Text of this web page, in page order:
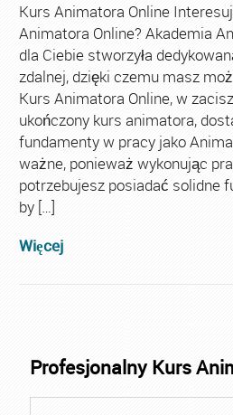
Kurs Animatora Online
Animatora Online? Akademia
dla Ciebie stworzyła
zdalnej, dzięki czemu masz
Kurs Animatora Online, w
ukończony kurs animatora,
fundamenty w pracy jako
ważne, ponieważ wykonując
potrzebujesz posiadać solidne
by […]
Więcej
Profesjonalny Kurs